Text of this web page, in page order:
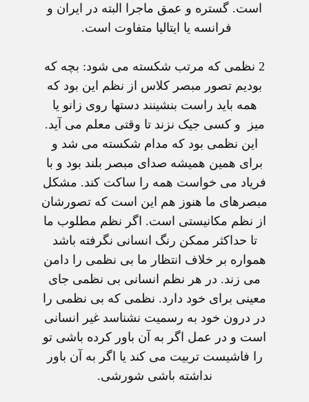
است. گستره و عمق ماجرا البته در ايران و
فرانسه يا ايتاليا متفاوت است.
2 نظمی که مرتب شکسته می شود:
بچه که
بوديم تصور مبصر کلاس از نظم اين بود که
همه بايد راست بنشينند دستها روی زانو يا
ميز و کسی جيک نزند تا وقتی معلم می آيد.
اين نظمی بود که مدام شکسته می شد و
برای همين هميشه صدای مبصر بلند بود و با
فرياد می خواست همه را ساکت کند. مشکل
مبصرهای ما هنوز هم اين است که تصورشان
از نظم مکانيستی است. اگر نظم مطلوب ما
تا حداکثر ممکن رنگ انسانی نگرفته باشد
همواره بر خلاف انتظار ما بی نظمی را دامن
می زند. در هر نظم انسانی بی نظمی جای
معينی برای خود دارد. نظمی که بی نظمی را
در درون خود به رسميت نشناسد غير انسانی
است و در عمل اگر به آن باور کرده باشی تو
را فاشيست تربيت می کند يا اگر به آن باور
نداشته باشی شورشی.